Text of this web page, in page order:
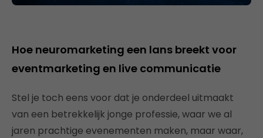
Hoe neuromarketing een lans breekt voor
eventmarketing en live communicatie
Stel je toch eens voor dat je onderdeel uitmaakt
van een betrekkelijk jonge professie, waar we al
jaren prachtige evenementen maken, maar waar,